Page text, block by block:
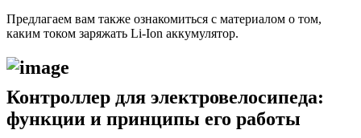
Предлагаем вам также ознакомиться с материалом о том,
каким током заряжать Li-Ion аккумулятор.
Контроллер для электровелосипеда:
функции и принципы его работы